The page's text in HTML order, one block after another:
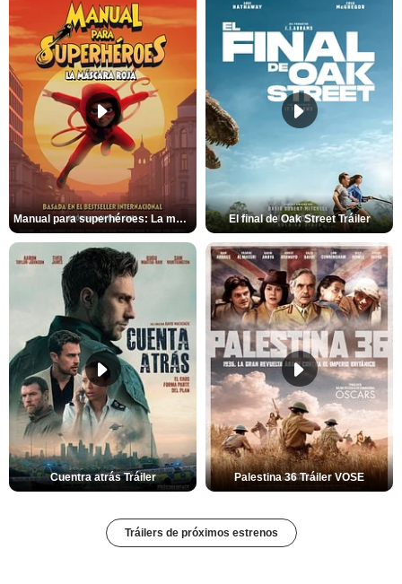
Manual para superhéroes: La máscara roja Tráiler El final de Oak Street Tráiler
Cuentra atrás Tráiler Palestina 36 Tráiler VOSE
Tráilers de próximos estrenos